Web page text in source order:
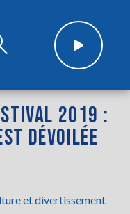
2019 :
DÉVOILÉE
et divertissement